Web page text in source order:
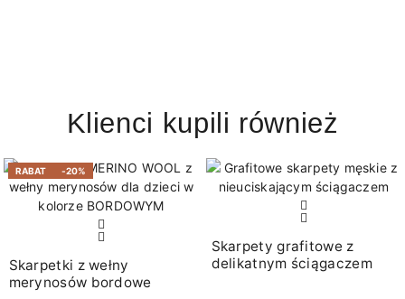
Klienci kupili również
RABAT -20%
Skarpetki z wełny
merynosów bordowe
Skarpety grafitowe z
delikatnym ściągaczem